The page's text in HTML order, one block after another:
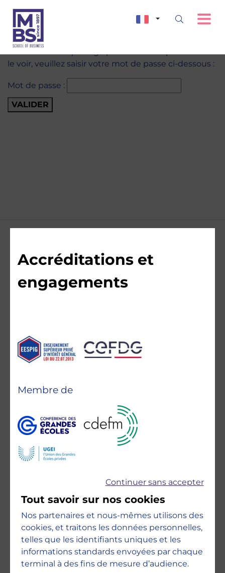
le voir, veuillez saisir votre mot de passe ci-dessous :
Mot de passe :
Accréditations et
engagements
Membre de
Continuer sans accepter
Tout savoir sur nos cookies
Nos partenaires et nous-mêmes utilisons des
cookies, et traitons les données personnelles,
telles que les identifiants uniques et les
informations standards envoyées par chaque
terminal à des fins de mesure d’audience.